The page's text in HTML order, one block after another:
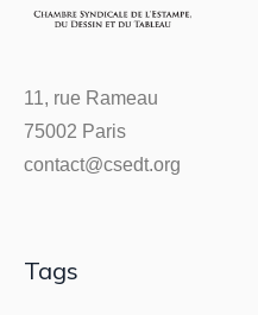
11, rue Rameau
75002 Paris
contact@csedt.org
Tags